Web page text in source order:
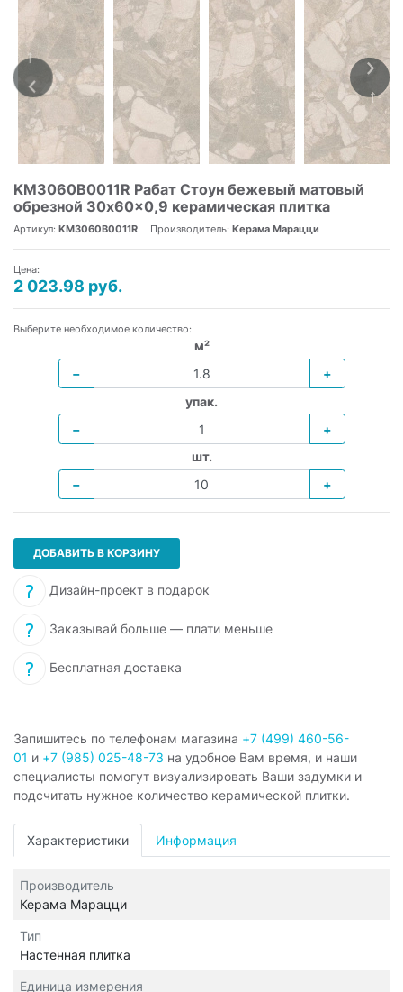
KM3060B0011R Рабат Стоун бежевый матовый
обрезной 30x60x0,9 керамическая плитка
Артикул: KM3060B0011R Производитель: Керама Марацци
Цена:
2 023.98 руб.
Выберите необходимое количество:
м²
−
+
упак.
−
+
шт.
−
+
ДОБАВИТЬ В КОРЗИНУ
Дизайн-проект в подарок
Заказывай больше — плати меньше
Бесплатная доставка
Запишитесь по телефонам магазина +7 (499) 460-56-
01 и +7 (985) 025-48-73 на удобное Вам время, и наши
специалисты помогут визуализировать Ваши задумки и
подсчитать нужное количество керамической плитки.
Характеристики Информация
Производитель
Керама Марацци
Тип
Настенная плитка
Единица измерения